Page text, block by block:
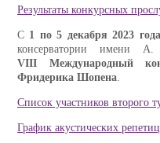
Результаты конкурсных
С 1 по 5 декабря 2023 года
консерватории имени
VIII Международный
Фридерика Шопена.
Список участников второго
График акустических